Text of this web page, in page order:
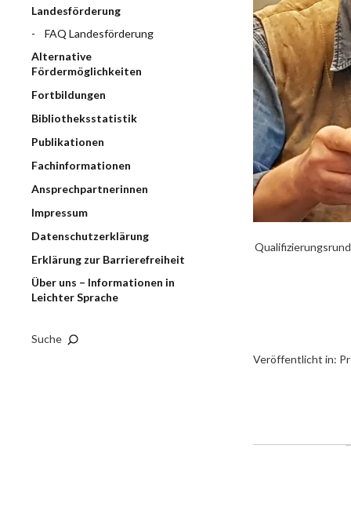
Landesförderung
FAQ Landesförderung
Alternative
Fördermöglichkeiten
Fortbildungen
Bibliotheksstatistik
Publikationen
Fachinformationen
Ansprechpartnerinnen
Impressum
Datenschutzerklärung
Erklärung zur Barrierefreiheit
Über uns – Informationen in
Leichter Sprache
Suche
Veröffentlicht in: